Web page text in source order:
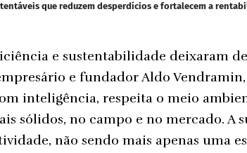
que reduzem desperdícios e fortalecem a
e sustentabilidade deixaram
e fundador Aldo
inteligência, respeita o meio
sólidos, no campo e no mercado. A
não sendo mais apenas uma